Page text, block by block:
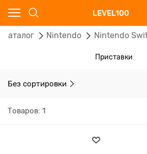
LEVEL100
Каталог Nintendo Nintendo
Приставки
Без сортировки
Товаров: 1
Ваш город - Москва,
угадали?
ДА НЕТ